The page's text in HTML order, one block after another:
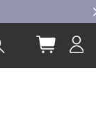
Buscar Mi